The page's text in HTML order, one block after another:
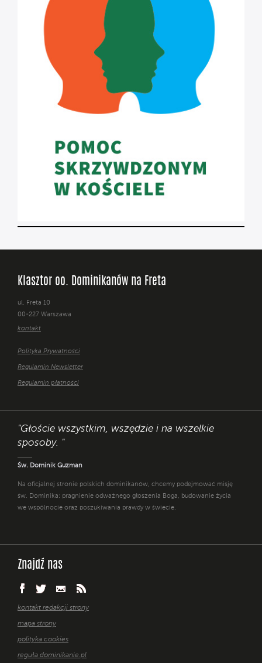
Klasztor oo. Dominikanów na Freta
ul. Freta 10
00-227 Warszawa
kontakt
Polityka Prywatności
Regulamin Newsletter
Regulamin płatności
"Głoście wszystkim, wszędzie i na wszelkie
sposoby. "
Św. Dominik Guzman
Na oficjalnej stronie polskich dominikanów, chcemy podejmować misję
św. Dominika: pragnienie odważnego głoszenia Boga, budowanie życia
we wspólnocie oraz poszukiwania prawdy w świecie.
Znajdź nas
kontakt redakcji strony
mapa strony
polityka cookies
reguła dominikanie.pl